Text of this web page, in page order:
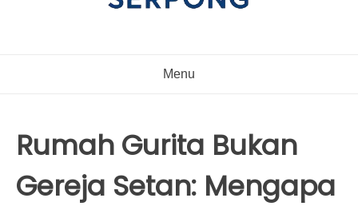
Menu
Rumah Gurita Bukan
Gereja Setan: Mengapa